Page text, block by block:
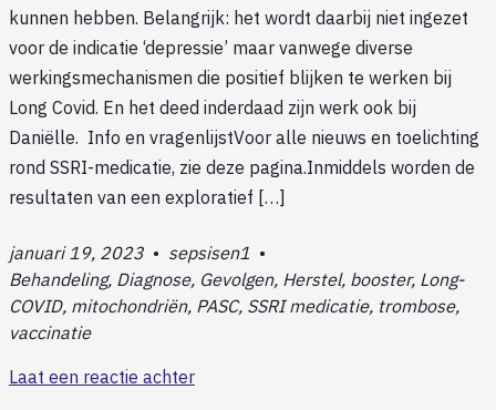
kunnen hebben. Belangrijk: het wordt daarbij niet ingezet
voor de indicatie ‘depressie’ maar vanwege diverse
werkingsmechanismen die positief blijken te werken bij
Long Covid. En het deed inderdaad zijn werk ook bij
Daniëlle. Info en vragenlijstVoor alle nieuws en toelichting
rond SSRI-medicatie, zie deze pagina.Inmiddels worden de
resultaten van een exploratief […]
januari 19, 2023 • sepsisen1 •
Behandeling, Diagnose, Gevolgen, Herstel, booster, Long-
COVID, mitochondriën, PASC, SSRI medicatie, trombose,
vaccinatie
Laat een reactie achter